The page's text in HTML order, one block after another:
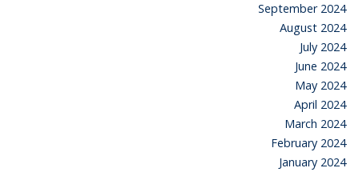
September 2024
August 2024
July 2024
June 2024
May 2024
April 2024
March 2024
February 2024
January 2024